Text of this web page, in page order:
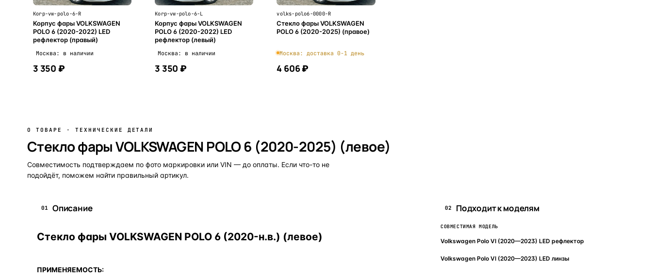
Korp-vw-polo-6-R
Корпус фары VOLKSWAGEN
POLO 6 (2020-2022) LED
рефлектор (правый)
Москва: в наличии
3 350 ₽
Korp-vw-polo-6-L
Корпус фары VOLKSWAGEN
POLO 6 (2020-2022) LED
рефлектор (левый)
Москва: в наличии
3 350 ₽
volks-polo6-0000-R
Стекло фары VOLKSWAGEN
POLO 6 (2020-2025) (правое)
Москва: доставка 0-1 день
4 606 ₽
О ТОВАРЕ · ТЕХНИЧЕСКИЕ ДЕТАЛИ
Стекло фары VOLKSWAGEN POLO 6 (2020-2025) (левое)
Совместимость подтверждаем по фото маркировки или VIN — до оплаты. Если что-то не
подойдёт, поможем найти правильный артикул.
01 Описание
Стекло фары VOLKSWAGEN POLO 6 (2020-н.в.) (левое)
ПРИМЕНЯЕМОСТЬ:
02 Подходит к моделям
СОВМЕСТИМАЯ МОДЕЛЬ
Volkswagen Polo VI (2020—2023) LED рефлектор
Volkswagen Polo VI (2020—2023) LED линзы